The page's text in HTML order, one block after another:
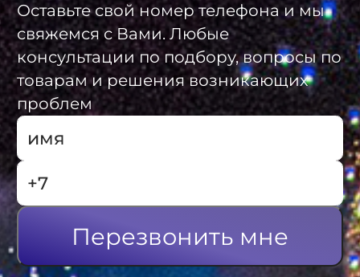
Оставьте свой номер телефона и мы
свяжемся с Вами. Любые
консультации по подбору, вопросы по
товарам и решения возникающих
проблем
Перезвонить мне